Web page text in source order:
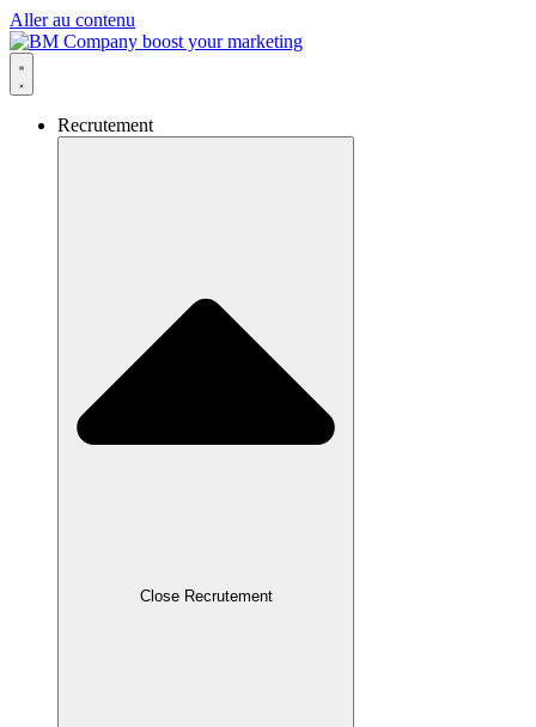
Aller au contenu
Recrutement
Close Recrutement